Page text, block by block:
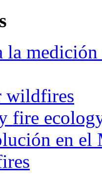
la medición
wildfires
fire
en el